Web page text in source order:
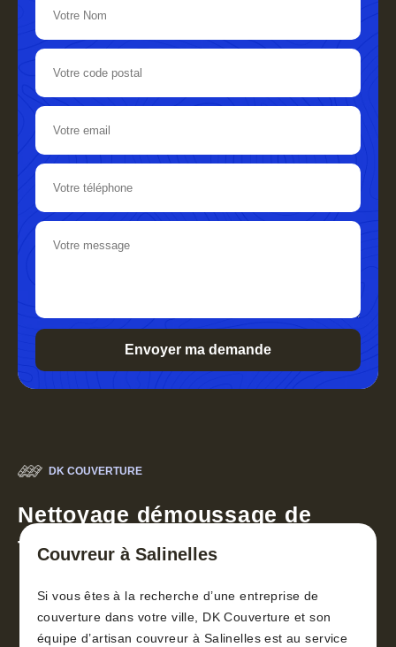
DK COUVERTURE
Nettoyage démoussage de
toiture 30
Couvreur à Salinelles
Si vous êtes à la recherche d’une entreprise de
couverture dans votre ville, DK Couverture et son
équipe d’artisan couvreur à Salinelles est au service